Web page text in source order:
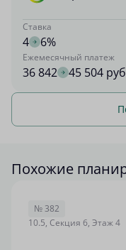
Ставка
4 6%
Ежемесячный платеж
36 842 45 504
Похожие
№ 382
10.5, Секция 6, Этаж 4